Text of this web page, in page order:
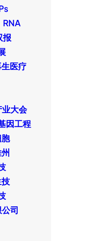
RNA
报
医疗
大会
因工程
司